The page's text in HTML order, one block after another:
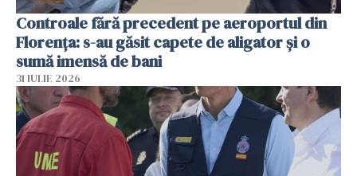
Controale fără precedent pe aeroportul din
Florența: s-au găsit capete de aligator și o
sumă imensă de bani
31 IULIE 2026